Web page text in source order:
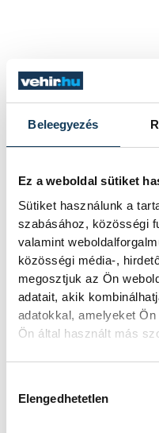
Beleegyezés
Ez a weboldal sütiket
Sütiket használunk a
szabásához, közösségi
valamint
közösségi média-,
megosztjuk az Ön
adatait, akik
adatokkal, amelyeket
Ön által használt más
Elengedhetetlen
VENDÉG
IDŐPONT